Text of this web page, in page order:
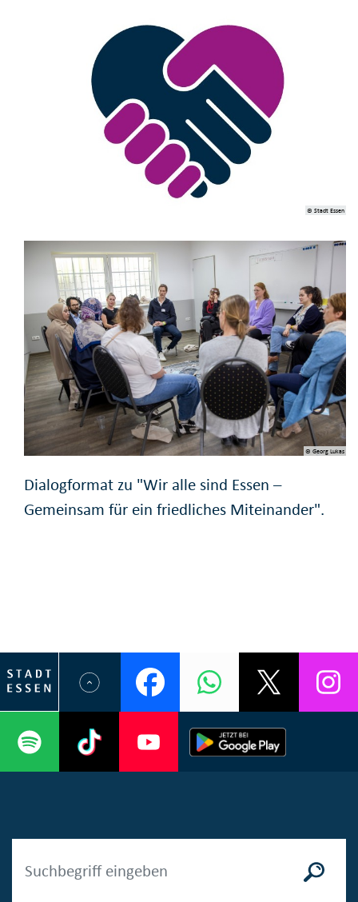
© Stadt Essen
© Georg Lukas
Dialogformat zu "Wir alle sind Essen –
Gemeinsam für ein friedliches Miteinander".